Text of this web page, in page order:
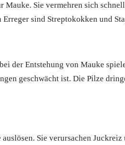
Mauke. Sie vermehren sich
sind Streptokokken und
der Entstehung von Mauke
geschwächt ist. Die Pilze
Sie verursachen